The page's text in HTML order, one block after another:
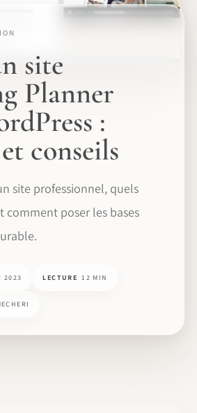
site
Planner
:
conseils
site professionnel, quels
comment poser les bases
2023 LECTURE 12 MIN